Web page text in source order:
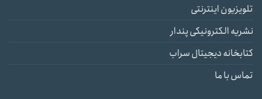
تلویزیون اینترنتی
نشریه الکترونیکی پندار
کتابخانه دیجیتال سراب
تماس با ما